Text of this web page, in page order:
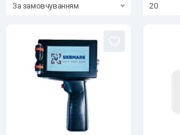
За замовчуванням 20